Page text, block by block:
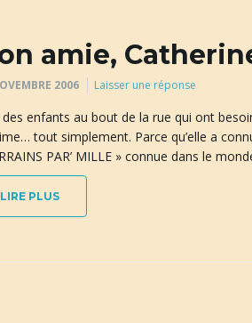
amie,
2006 Laisser une réponse
des enfants au bout de la rue qui ont
tout simplement. Parce qu’elle a
PAR’ MILLE » connue dans le
LIRE PLUS